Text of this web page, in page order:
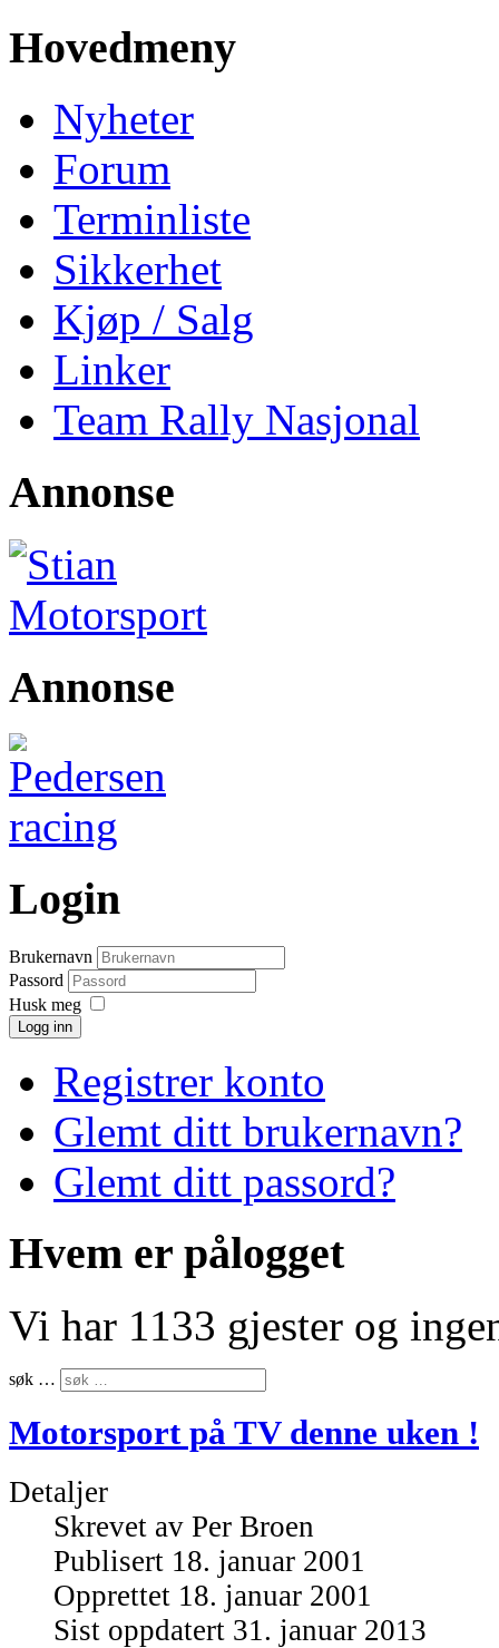
Hovedmeny
Nyheter
Forum
Terminliste
Sikkerhet
Kjøp / Salg
Linker
Team Rally Nasjonal
Annonse
Annonse
Login
Brukernavn
Passord
Husk meg
Logg inn
Registrer konto
Glemt ditt brukernavn?
Glemt ditt passord?
Hvem er pålogget
Vi har 1133 gjester og
søk …
Motorsport på TV denne uken !
Detaljer
Skrevet av Per Broen
Publisert 18. januar 2001
Opprettet 18. januar 2001
Sist oppdatert 31. januar 2013